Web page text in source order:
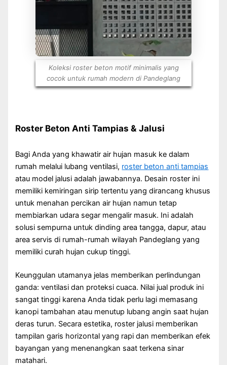
Koleksi roster beton motif minimalis yang
cocok untuk rumah modern di Pandeglang
Roster Beton Anti Tampias & Jalusi
Bagi Anda yang khawatir air hujan masuk ke dalam
rumah melalui lubang ventilasi, roster beton anti tampias
atau model jalusi adalah jawabannya. Desain roster ini
memiliki kemiringan sirip tertentu yang dirancang khusus
untuk menahan percikan air hujan namun tetap
membiarkan udara segar mengalir masuk. Ini adalah
solusi sempurna untuk dinding area tangga, dapur, atau
area servis di rumah-rumah wilayah Pandeglang yang
memiliki curah hujan cukup tinggi.
Keunggulan utamanya jelas memberikan perlindungan
ganda: ventilasi dan proteksi cuaca. Nilai jual produk ini
sangat tinggi karena Anda tidak perlu lagi memasang
kanopi tambahan atau menutup lubang angin saat hujan
deras turun. Secara estetika, roster jalusi memberikan
tampilan garis horizontal yang rapi dan memberikan efek
bayangan yang menenangkan saat terkena sinar
matahari.